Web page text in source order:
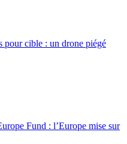
pour cible : un drone piégé
Fund : l’Europe mise sur